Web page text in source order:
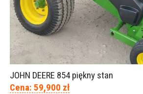
JOHN DEERE 854 piękny stan
Cena: 59,900 zł